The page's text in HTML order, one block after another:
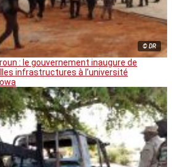
© DR
: le gouvernement inaugure de
infrastructures à l’université